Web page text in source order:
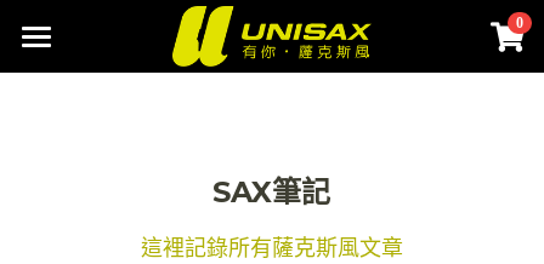
0
首頁
所有商品分類
SAX配件選物
SAX筆記
這裡記錄所有薩克斯風文章
×
商品分類